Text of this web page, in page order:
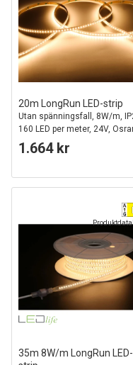
20m LongRun LED-strip
Utan spänningsfall, 8W/m,
160 LED per meter, 24V,
LED, RA94
1.664 kr
35m 8W/m LongRun LED-